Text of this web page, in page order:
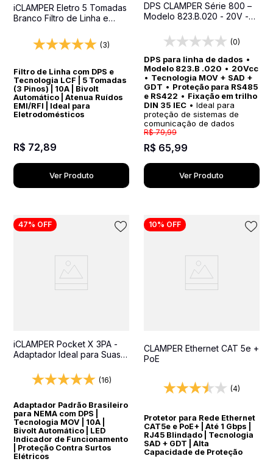
iCLAMPER Eletro 5 Tomadas
Branco Filtro de Linha e
(3)
Filtro de Linha com DPS e
Tecnologia LCF | 5 Tomadas
(3 Pinos) | 10A | Bivolt
Automático | Atenua Ruídos
EMI/RFI | Ideal para
Eletrodomésticos
R$ 72,89
Ver Produto
DPS CLAMPER Série 800 –
Modelo 823.B.020 - 20V -
Sistemas de Automação
Industrial, RS485 e RS422
(0)
DPS para linha de dados •
Modelo 823.B .020 • 20Vcc
• Tecnologia MOV + SAD +
GDT • Proteção para RS485
e RS422 • Fixação em trilho
DIN 35 IEC• Ideal para
proteção de sistemas de
comunicação de dados
R$ 79,99
R$ 65,99
Ver Produto
47% OFF
iCLAMPER Pocket X 3PA -
Adaptador Ideal para Suas
(16)
Adaptador Padrão Brasileiro
para NEMA com DPS |
Tecnologia MOV | 10A |
Bivolt Automático | LED
Indicador de Funcionamento
| Proteção Contra Surtos
Elétricos
10% OFF
CLAMPER Ethernet CAT 5e +
PoE
(4)
Protetor para Rede Ethernet
CAT5e e PoE+ | Até 1 Gbps |
RJ45 Blindado | Tecnologia
SAD + GDT | Alta
Capacidade de Proteção